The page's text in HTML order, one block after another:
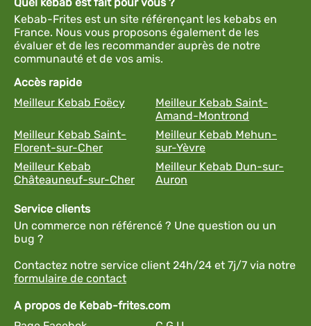
Kebab-Frites est un site référençant les kebabs en
France. Nous vous proposons également de les
évaluer et de les recommander auprès de notre
communauté et de vos amis.
Accès rapide
Meilleur Kebab Foëcy
Meilleur Kebab Saint-
Amand-Montrond
Meilleur Kebab Saint-
Florent-sur-Cher
Meilleur Kebab Mehun-
sur-Yèvre
Meilleur Kebab
Châteauneuf-sur-Cher
Meilleur Kebab Dun-sur-
Auron
Service clients
Un commerce non référencé ? Une question ou un
bug ?
Contactez notre service client 24h/24 et 7j/7 via notre
formulaire de contact
A propos de Kebab-frites.com